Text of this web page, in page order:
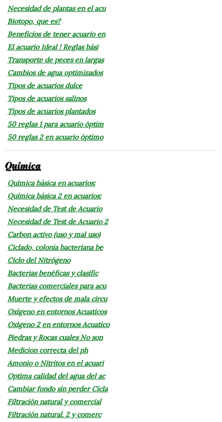
Necesidad de plantas en el acu
Biotopo, que es?
Beneficios de tener acuario en
El acuario Ideal ! Reglas bási
Transporte de peces en largas
Cambios de agua optimizados
Tipos de acuarios dulce
Tipos de acuarios salinos
Tipos de acuarios plantados
50 reglas 1 para acuario óptim
50 reglas 2 en acuario óptimo
Química
Química básica en acuarios:
Química básica 2 en acuarios:
Necesidad de Test de Acuario
Necesidad de Test de Acuario 2
Carbon activo (uso y mal uso)
Ciclado, colonia bacteriana be
Ciclo del Nitrógeno
Bacterias benéficas y clasific
Bacterias comerciales para acu
Muerte y efectos de mala circu
Oxígeno en entornos Acuaticos
Oxígeno 2 en entornos Acuatico
Piedras y Rocas cuales No son
Medicion correcta del ph
Amonio o Nitritos en el acuari
Optima calidad del agua del ac
Cambiar fondo sin perder Cicla
Filtración natural y comercial
Filtración natural. 2 y comerc